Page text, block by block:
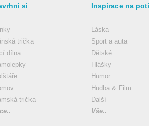
si
trička
dílna
trička
Inspirace na
Láska
Sport a auta
Dětské
Hlášky
Humor
Hudba & Film
Další
Vše..